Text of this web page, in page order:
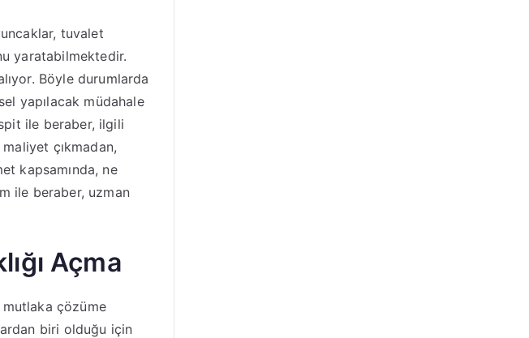
tuvalet
yaratabilmektedir.
Böyle durumlarda
yapılacak müdahale
ile beraber, ilgili
çıkmadan,
kapsamında, ne
ile beraber, uzman
Açma
mutlaka çözüme
biri olduğu için